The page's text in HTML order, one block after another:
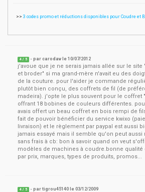
>> 3 codes promo et réductions disponibles pour Coudre et
4 / 5 - parcarodav le10/07/2012
j'avoue que je ne serais jamais allée sur le site
et broder" si ma grand-mère n'avait eu des
de la couture. pour l'aider je commande
plutôt bien conçu, des coffrets de fil (de
madeira). j'opte le plus souvent pour le coffret
offrant 18 bobines de couleurs différentes.
avais offert un beau coffret en bois rempi de
fait de pouvoir bénéficier du service kwixo
livraison) et le règlement par paypal est aussi
jamais essayé mais il semble qu'on peut
sans frais à cb: bon à savoir quand on veut
modèles de machines à coudre.bonne qualité
par prix, marques, types de produits, promos...
4 / 5 - partigrou45140 le03/12/2009